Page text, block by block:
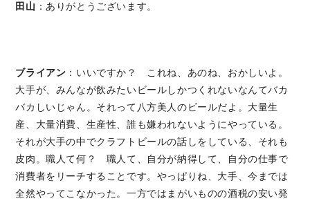
田山 ：ありがとうございます。
ブライアン ：いいですか？ これね、あのね、おかしいよ。
大手が、みんなが飲みたいビールしかつくれないなんてバカ
バカしいじゃん。それって八方美人のビールだよ。大量生
産、大量消費、生産性、誰も嫌われないようにやっている。
それが大手の中でクラフトビールの話しをしている、それも
皮肉。職人て何？ 職人て、自分が納得して、自分の仕事で
消費者をリーチすることです。やっぱりね、大手、今までは
全然やってこなかった。一方ではまがいものの酒税の安い発